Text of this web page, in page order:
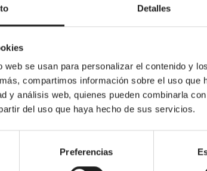
Detalles
web se usan para personalizar el contenido y
compartimos información sobre el uso que
y análisis web, quienes pueden combinarla
del uso que haya hecho de sus servicios.
Preferencias
el
ofrece